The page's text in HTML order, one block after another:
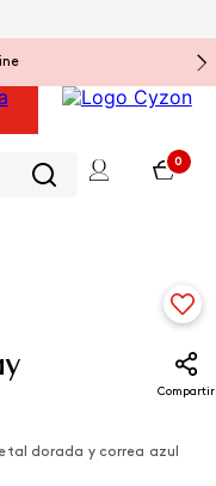
0
Compartir
dorada y correa azul